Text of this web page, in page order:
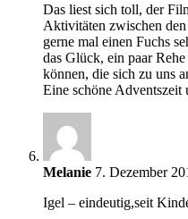
Das liest sich toll, der
Aktivitäten zwischen
gerne mal einen Fuchs
das Glück, ein paar
können, die sich zu uns
Eine schöne Adventszeit
Melanie 7. Dezember
Igel – eindeutig,seit